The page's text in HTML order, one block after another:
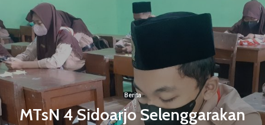
Berita
MTsN 4 Sidoarjo Selenggarakan